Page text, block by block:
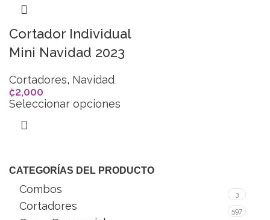
CATEGORÍAS DEL PRODUCTO
Combos 3
Cortadores 597
Cortador Individual
Mini Navidad 2023
Cortadores, Navidad
₡2,000
Seleccionar opciones